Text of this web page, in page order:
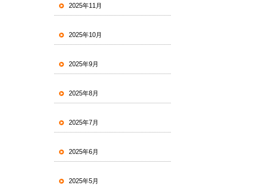
2025年11月
2025年10月
2025年9月
2025年8月
2025年7月
2025年6月
2025年5月